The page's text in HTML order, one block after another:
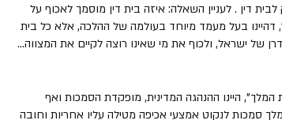
דין . לעניין השאלה: איזה בית דין מוסמך לאכוף על
דהיינו בעל מעמד מיוחד בעולמה של ההלכה, אלא כל בית
של ישראל, ולכוף את מי שאינו רוצה לקיים את המצווה...
היינו ההנהגה המדינית, מופקדת הסמכות ואף
לנקוט אמצעי אכיפה מטילה עליו אחריות וחובה